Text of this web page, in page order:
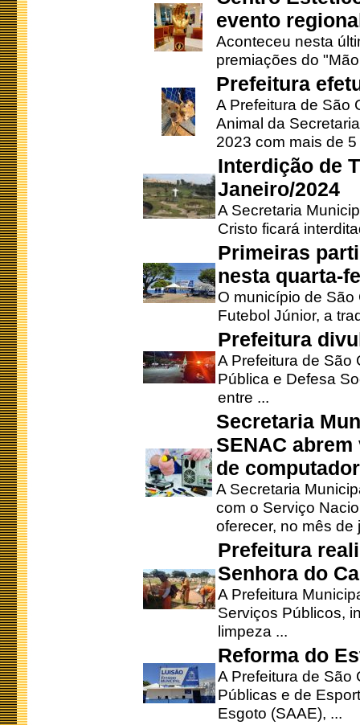
evento
Aconteceu nesta
premiações do
Prefeitura
A Prefeitura de São
Animal da
2023 com mais de 5
Interdição de
Janeiro/2024
A Secretaria
Cristo ficará
Primeiras
nesta quarta-
O município de
Futebol Júnior, a
Prefeitura
A Prefeitura de São
Pública e Defesa
entre ...
Secretaria
SENAC
de
A Secretaria
com o Serviço
oferecer, no mês de
Prefeitura
Senhora do
A Prefeitura
Serviços Públicos,
limpeza ...
Reforma do
A Prefeitura de São
Públicas e de
Esgoto (SAAE), ...